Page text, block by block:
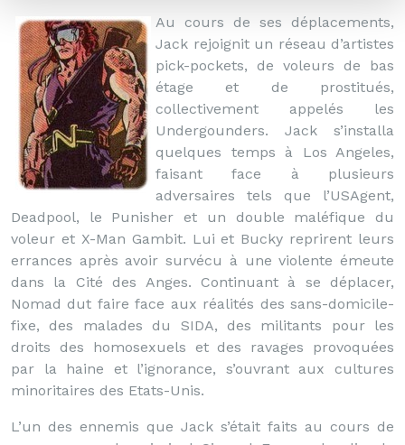
Au cours de ses déplacements,
Jack rejoignit un réseau d’artistes
pick-pockets, de voleurs de bas
étage et de prostitués,
collectivement appelés les
Undergounders. Jack s’installa
quelques temps à Los Angeles,
faisant face à plusieurs
adversaires tels que l’USAgent,
Deadpool, le Punisher et un double maléfique du
voleur et X-Man Gambit. Lui et Bucky reprirent leurs
errances après avoir survécu à une violente émeute
dans la Cité des Anges. Continuant à se déplacer,
Nomad dut faire face aux réalités des sans-domicile-
fixe, des malades du SIDA, des militants pour les
droits des homosexuels et des ravages provoquées
par la haine et l’ignorance, s’ouvrant aux cultures
minoritaires des Etats-Unis.
L’un des ennemis que Jack s’était faits au cours de